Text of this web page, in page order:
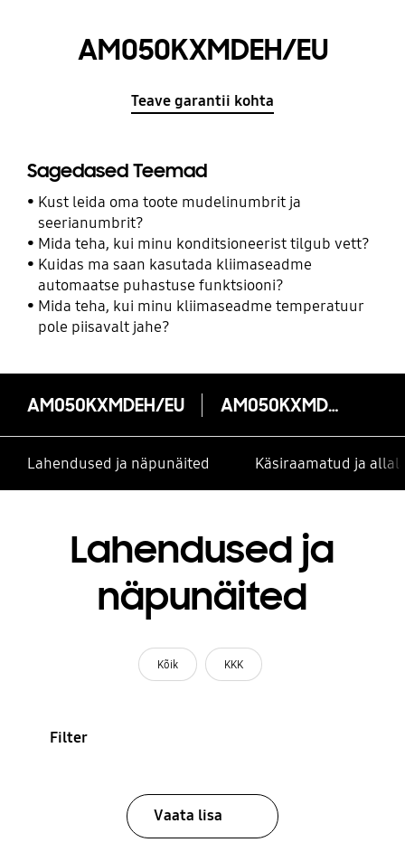
AM050KXMDEH/EU
Teave garantii kohta
Sagedased Teemad
Kust leida oma toote mudelinumbrit ja
seerianumbrit?
Mida teha, kui minu konditsioneerist tilgub vett?
Kuidas ma saan kasutada kliimaseadme
automaatse puhastuse funktsiooni?
Mida teha, kui minu kliimaseadme temperatuur
pole piisavalt jahe?
AM050KXMDEH/EU AM050KXMDEH/EU
Lahendused ja näpunäited Käsiraamatud ja
Lahendused ja
näpunäited
Kõik KKK
Filter
Vaata lisa